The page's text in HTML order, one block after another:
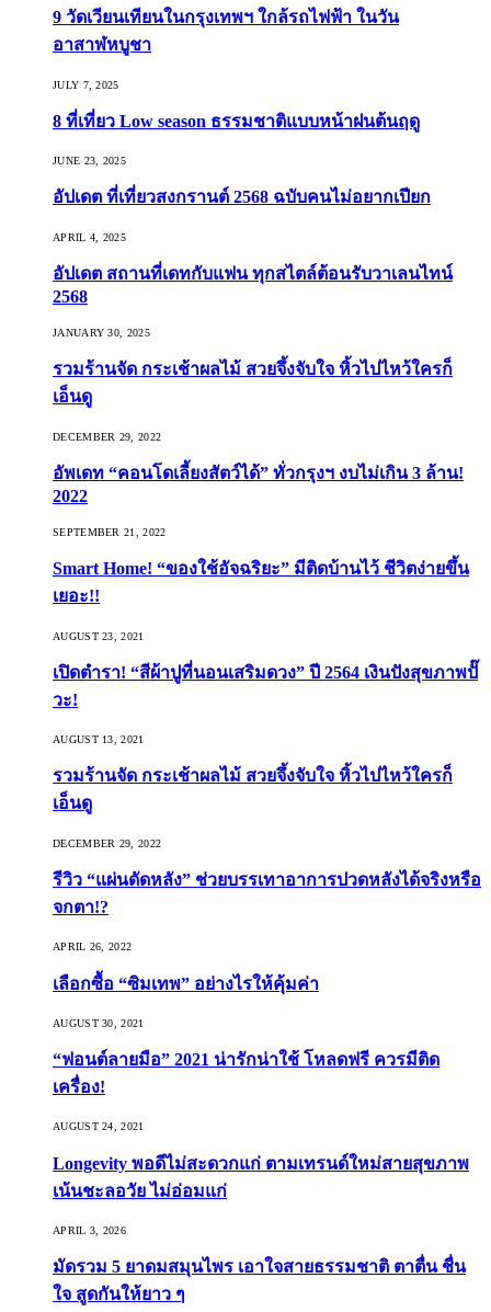
9 วัดเวียนเทียนในกรุงเทพฯ ใกล้รถไฟฟ้า ในวัน
อาสาฬหบูชา
JULY 7, 2025
8 ที่เที่ยว Low season ธรรมชาติแบบหน้าฝนต้นฤดู️
JUNE 23, 2025
อัปเดต ที่เที่ยวสงกรานต์ 2568 ฉบับคนไม่อยากเปียก
APRIL 4, 2025
อัปเดต สถานที่เดทกับแฟน ทุกสไตล์ต้อนรับวาเลนไทน์
2568
JANUARY 30, 2025
รวมร้านจัด กระเช้าผลไม้ สวยจึ้งจับใจ หิ้วไปไหว้ใครก็
เอ็นดู
DECEMBER 29, 2022
อัพเดท “คอนโดเลี้ยงสัตว์ได้” ทั่วกรุงฯ งบไม่เกิน 3 ล้าน!
2022
SEPTEMBER 21, 2022
Smart Home! “ของใช้อัจฉริยะ” มีติดบ้านไว้ ชีวิตง่ายขึ้น
เยอะ!!
AUGUST 23, 2021
เปิดตำรา! “สีผ้าปูที่นอนเสริมดวง” ปี 2564 เงินปังสุขภาพปั๊
วะ!
AUGUST 13, 2021
รวมร้านจัด กระเช้าผลไม้ สวยจึ้งจับใจ หิ้วไปไหว้ใครก็
เอ็นดู
DECEMBER 29, 2022
รีวิว “แผ่นดัดหลัง” ช่วยบรรเทาอาการปวดหลังได้จริงหรือ
จกตา!?
APRIL 26, 2022
เลือกซื้อ “ซิมเทพ” อย่างไรให้คุ้มค่า
AUGUST 30, 2021
“ฟอนต์ลายมือ” 2021 น่ารักน่าใช้ โหลดฟรี ควรมีติด
เครื่อง!
AUGUST 24, 2021
Longevity พอดีไม่สะดวกแก่ ตามเทรนด์ใหม่สายสุขภาพ
เน้นชะลอวัย ไม่อ่อมแก่
APRIL 3, 2026
มัดรวม 5 ยาดมสมุนไพร เอาใจสายธรรมชาติ ตาตื่น ชื่น
ใจ สูดกันให้ยาว ๆ